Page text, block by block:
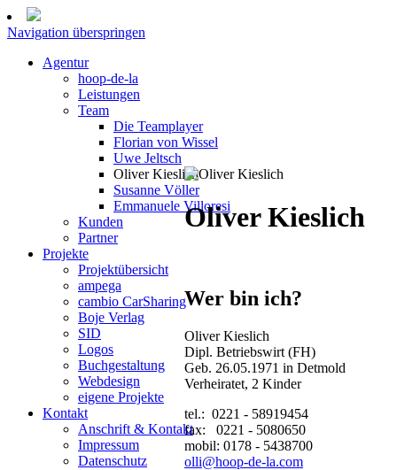
Navigation überspringen
Agentur
hoop-de-la
Leistungen
Team
Die Teamplayer
Florian von Wissel
Uwe Jeltsch
Oliver Kieslich
Susanne Völler
Emmanuele Villoresi
Kunden
Partner
Projekte
Projektübersicht
ampega
cambio CarSharing
Boje Verlag
SID
Logos
Buchgestaltung
Webdesign
eigene Projekte
Kontakt
Anschrift & Kontakt
Impressum
Datenschutz
Oliver Kieslich
Wer bin ich?
Oliver Kieslich
Dipl. Betriebswirt (FH)
Geb. 26.05.1971 in Detmold
Verheiratet, 2 Kinder
tel.: 0221 - 58919454
fax: 0221 - 5080650
mobil: 0178 - 5438700
olli@hoop-de-la.com